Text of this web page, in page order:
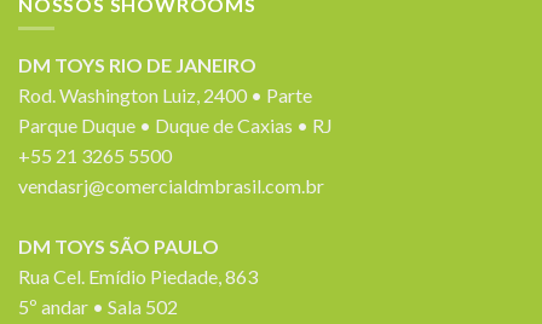
DM TOYS RIO DE JANEIRO
Rod. Washington Luiz, 2400 • Parte
Parque Duque • Duque de Caxias • RJ
+55 21 3265 5500
vendasrj@comercialdmbrasil.com.br
DM TOYS SÃO PAULO
Rua Cel. Emídio Piedade, 863
5º andar • Sala 502